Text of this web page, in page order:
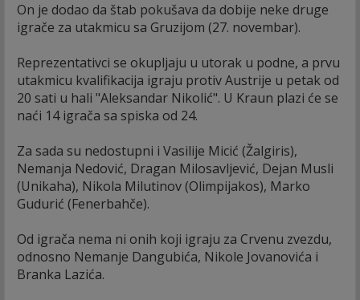
On je dodao da štab pokušava da dobije neke druge
igrače za utakmicu sa Gruzijom (27. novembar).
Reprezentativci se okupljaju u utorak u podne, a prvu
utakmicu kvalifikacija igraju protiv Austrije u petak od
20 sati u hali "Aleksandar Nikolić". U Kraun plazi će se
naći 14 igrača sa spiska od 24.
Za sada su nedostupni i Vasilije Micić (Žalgiris),
Nemanja Nedović, Dragan Milosavljević, Dejan Musli
(Unikaha), Nikola Milutinov (Olimpijakos), Marko
Gudurić (Fenerbahče).
Od igrača nema ni onih koji igraju za Crvenu zvezdu,
odnosno Nemanje Dangubića, Nikole Jovanovića i
Branka Lazića.